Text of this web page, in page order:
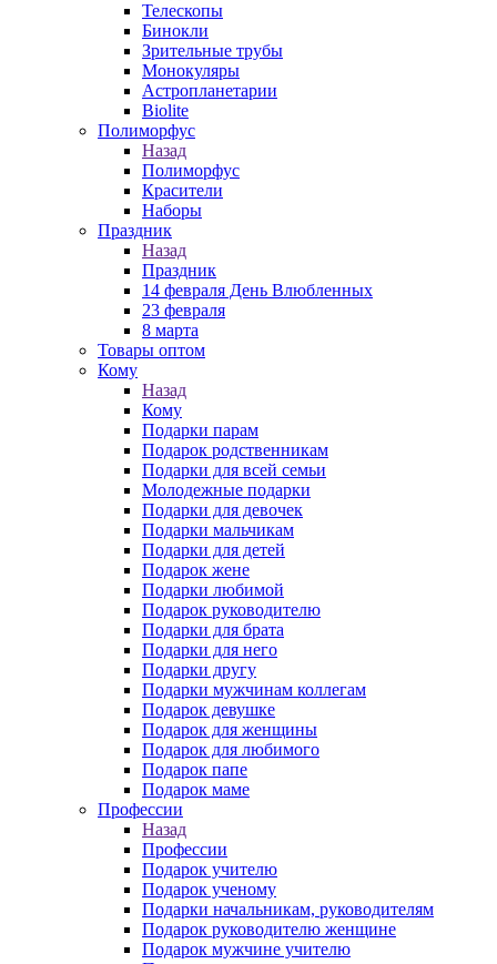
Телескопы
Бинокли
Зрительные трубы
Монокуляры
Астропланетарии
Biolite
Полиморфус
Назад
Полиморфус
Красители
Наборы
Праздник
Назад
Праздник
14 февраля День Влюбленных
23 февраля
8 марта
Товары оптом
Кому
Назад
Кому
Подарки парам
Подарок родственникам
Подарки для всей семьи
Молодежные подарки
Подарки для девочек
Подарки мальчикам
Подарки для детей
Подарок жене
Подарки любимой
Подарок руководителю
Подарки для брата
Подарки для него
Подарки другу
Подарки мужчинам коллегам
Подарок девушке
Подарок для женщины
Подарок для любимого
Подарок папе
Подарок маме
Профессии
Назад
Профессии
Подарок учителю
Подарок ученому
Подарки начальникам, руководителям
Подарок руководителю женщине
Подарок мужчине учителю